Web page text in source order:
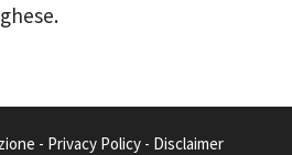
- Privacy Policy - Disclaimer